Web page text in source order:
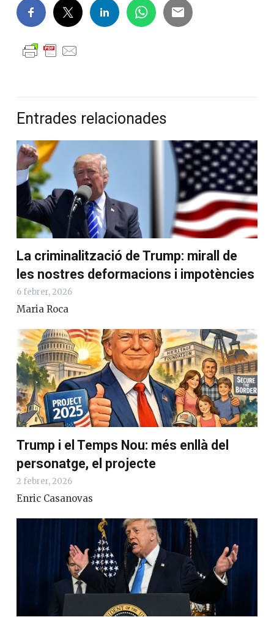
Entrades relacionades
La criminalització de Trump: mirall de
les nostres deformacions i impotències
6 febrer, 2026
Maria Roca
Trump i el Temps Nou: més enllà del
personatge, el projecte
2 febrer, 2026
Enric Casanovas